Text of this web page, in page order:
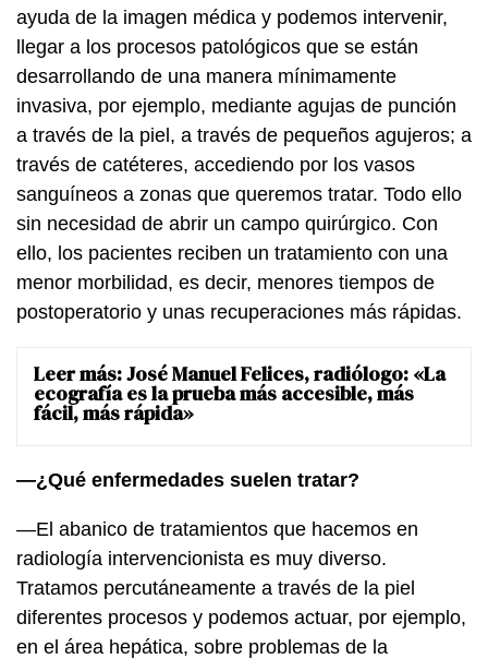
ayuda de la imagen médica y podemos intervenir,
llegar a los procesos patológicos que se están
desarrollando de una manera mínimamente
invasiva, por ejemplo, mediante agujas de punción
a través de la piel, a través de pequeños agujeros; a
través de catéteres, accediendo por los vasos
sanguíneos a zonas que queremos tratar. Todo ello
sin necesidad de abrir un campo quirúrgico. Con
ello, los pacientes reciben un tratamiento con una
menor morbilidad, es decir, menores tiempos de
postoperatorio y unas recuperaciones más rápidas.
Leer más:José Manuel Felices, radiólogo: «La
ecografía es la prueba más accesible, más
fácil, más rápida»
—¿Qué enfermedades suelen tratar?
—El abanico de tratamientos que hacemos en
radiología intervencionista es muy diverso.
Tratamos percutáneamente a través de la piel
diferentes procesos y podemos actuar, por ejemplo,
en el área hepática, sobre problemas de la